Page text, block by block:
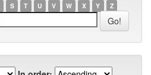
S T U V W X Y Z